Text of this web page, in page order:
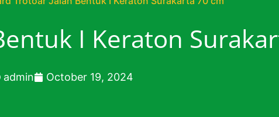
I Keraton
admin October 19, 2024